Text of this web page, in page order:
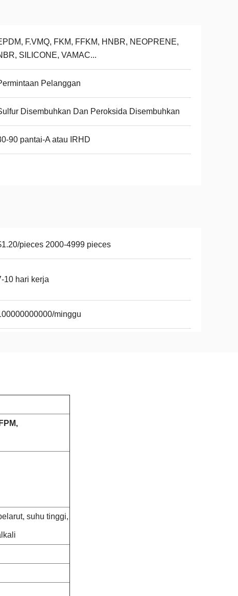
F.VMQ, FKM, FFKM, HNBR, NEOPRENE,
SILICONE, VAMAC...
Pelanggan
Disembuhkan Dan Peroksida Disembuhkan
90 pantai-A atau IRHD
pieces 2000-4999 pieces
10 hari kerja
minggu
suhu tinggi,